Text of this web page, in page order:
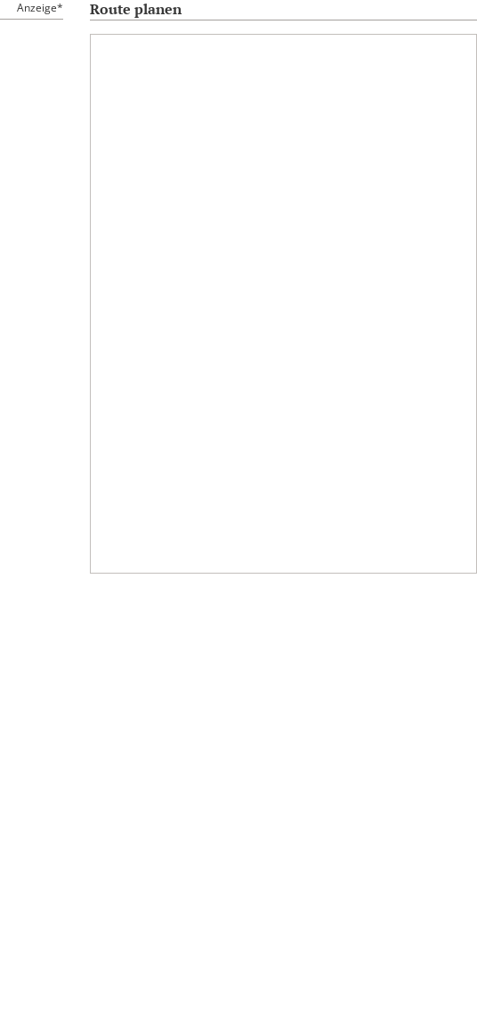
Anzeige* Route planen